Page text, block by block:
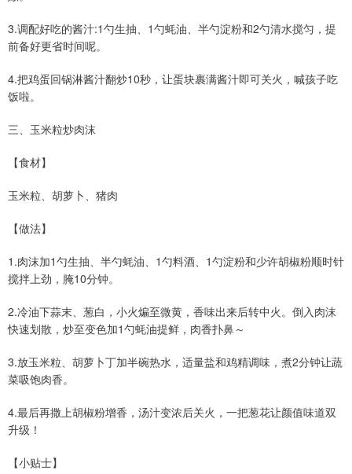
3.调配好吃的酱汁:1勺生抽、1勺蚝油、半勺淀粉和2勺清水搅匀，提
前备好更省时间呢。
4.把鸡蛋回锅淋酱汁翻炒10秒，让蛋块裹满酱汁即可关火，喊孩子吃
饭啦。
三、玉米粒炒肉沫
【食材】
玉米粒、胡萝卜、猪肉
【做法】
1.肉沫加1勺生抽、半勺蚝油、1勺料酒、1勺淀粉和少许胡椒粉顺时针
搅拌上劲，腌10分钟。
2.冷油下蒜末、葱白，小火煸至微黄，香味出来后转中火。倒入肉沫
快速划散，炒至变色加1勺蚝油提鲜，肉香扑鼻～
3.放玉米粒、胡萝卜丁加半碗热水，适量盐和鸡精调味，煮2分钟让蔬
菜吸饱肉香。
4.最后再撒上胡椒粉增香，汤汁变浓后关火，一把葱花让颜值味道双
升级！
【小贴士】